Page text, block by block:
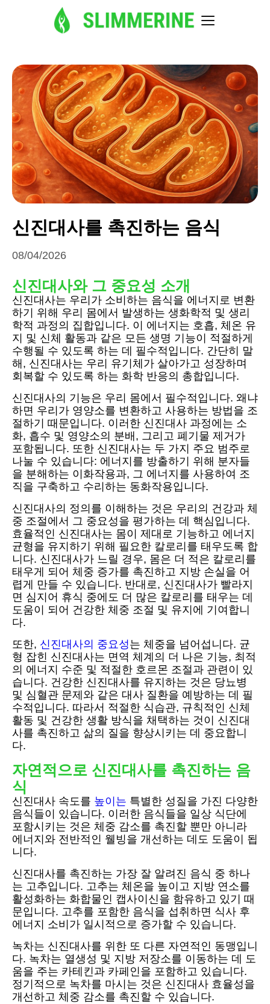
신진대사를 촉진하는 음식
08/04/2026
신진대사와 그 중요성 소개
신진대사는 우리가 소비하는 음식을 에너지로 변환
하기 위해 우리 몸에서 발생하는 생화학적 및 생리
학적 과정의 집합입니다. 이 에너지는 호흡, 체온 유
지 및 신체 활동과 같은 모든 생명 기능이 적절하게
수행될 수 있도록 하는 데 필수적입니다. 간단히 말
해, 신진대사는 우리 유기체가 살아가고 성장하며
회복할 수 있도록 하는 화학 반응의 총합입니다.
신진대사의 기능은 우리 몸에서 필수적입니다. 왜냐
하면 우리가 영양소를 변환하고 사용하는 방법을 조
절하기 때문입니다. 이러한 신진대사 과정에는 소
화, 흡수 및 영양소의 분배, 그리고 폐기물 제거가
포함됩니다. 또한 신진대사는 두 가지 주요 범주로
나눌 수 있습니다: 에너지를 방출하기 위해 분자들
을 분해하는 이화작용과, 그 에너지를 사용하여 조
직을 구축하고 수리하는 동화작용입니다.
신진대사의 정의를 이해하는 것은 우리의 건강과 체
중 조절에서 그 중요성을 평가하는 데 핵심입니다.
효율적인 신진대사는 몸이 제대로 기능하고 에너지
균형을 유지하기 위해 필요한 칼로리를 태우도록 합
니다. 신진대사가 느릴 경우, 몸은 더 적은 칼로리를
태우게 되어 체중 증가를 촉진하고 지방 손실을 어
렵게 만들 수 있습니다. 반대로, 신진대사가 빨라지
면 심지어 휴식 중에도 더 많은 칼로리를 태우는 데
도움이 되어 건강한 체중 조절 및 유지에 기여합니
다.
또한, 신진대사의 중요성는 체중을 넘어섭니다. 균
형 잡힌 신진대사는 면역 체계의 더 나은 기능, 최적
의 에너지 수준 및 적절한 호르몬 조절과 관련이 있
습니다. 건강한 신진대사를 유지하는 것은 당뇨병
및 심혈관 문제와 같은 대사 질환을 예방하는 데 필
수적입니다. 따라서 적절한 식습관, 규칙적인 신체
활동 및 건강한 생활 방식을 채택하는 것이 신진대
사를 촉진하고 삶의 질을 향상시키는 데 중요합니
다.
자연적으로 신진대사를 촉진하는 음
식
신진대사 속도를 높이는 특별한 성질을 가진 다양한
음식들이 있습니다. 이러한 음식들을 일상 식단에
포함시키는 것은 체중 감소를 촉진할 뿐만 아니라
에너지와 전반적인 웰빙을 개선하는 데도 도움이 됩
니다.
신진대사를 촉진하는 가장 잘 알려진 음식 중 하나
는 고추입니다. 고추는 체온을 높이고 지방 연소를
활성화하는 화합물인 캡사이신을 함유하고 있기 때
문입니다. 고추를 포함한 음식을 섭취하면 식사 후
에너지 소비가 일시적으로 증가할 수 있습니다.
녹차는 신진대사를 위한 또 다른 자연적인 동맹입니
다. 녹차는 열생성 및 지방 저장소를 이동하는 데 도
움을 주는 카테킨과 카페인을 포함하고 있습니다.
정기적으로 녹차를 마시는 것은 신진대사 효율성을
개선하고 체중 감소를 촉진할 수 있습니다.